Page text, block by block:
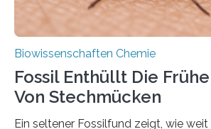
Biowissenschaften Chemie
Fossil Enthüllt Die
Von Stechmücken
Ein seltener Fossilfund zeigt, wie